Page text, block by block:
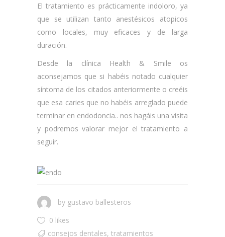
El tratamiento es prácticamente indoloro, ya
que se utilizan tanto anestésicos atopicos
como locales, muy eficaces y de larga
duración.
Desde la clínica Health & Smile os
aconsejamos que si habéis notado cualquier
síntoma de los citados anteriormente o creéis
que esa caries que no habéis arreglado puede
terminar en endodoncia.. nos hagáis una visita
y podremos valorar mejor el tratamiento a
seguir.
by gustavo ballesteros
0 likes
consejos dentales, tratamientos